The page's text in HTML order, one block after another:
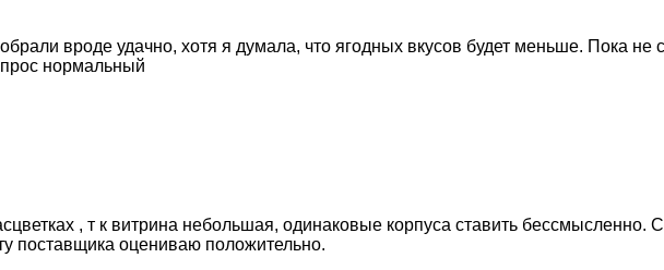
вроде удачно, хотя я думала, что ягодных вкусов будет меньше. Пока
нормальный
, т к витрина небольшая, одинаковые корпуса ставить бессмысленно.
поставщика оцениваю положительно.